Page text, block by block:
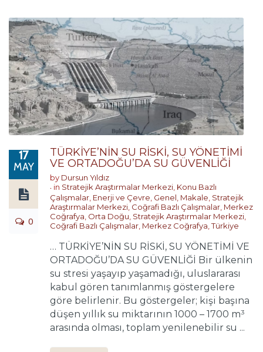
17
MAY
0
TÜRKİYE’NİN SU RİSKİ, SU YÖNETİMİ
VE ORTADOĞU’DA SU GÜVENLİĞİ
by Dursun Yıldız
in Stratejik Araştırmalar Merkezi Konu Bazlı
Çalışmalar Enerji ve Çevre Genel Makale Stratejik
Araştırmalar Merkezi Coğrafi Bazlı Çalışmalar Merkez
Coğrafya Orta Doğu Stratejik Araştırmalar Merkezi
Coğrafi Bazlı Çalışmalar Merkez Coğrafya ,Türkiye
… TÜRKİYE’NİN SU RİSKİ, SU YÖNETİMİ VE
ORTADOĞU’DA SU GÜVENLİĞİ Bir ülkenin
su stresi yaşayıp yaşamadığı, uluslararası
kabul gören tanımlanmış göstergelere
göre belirlenir. Bu göstergeler; kişi başına
düşen yıllık su miktarının 1000 – 1700 m³
arasında olması, toplam yenilenebilir su ...